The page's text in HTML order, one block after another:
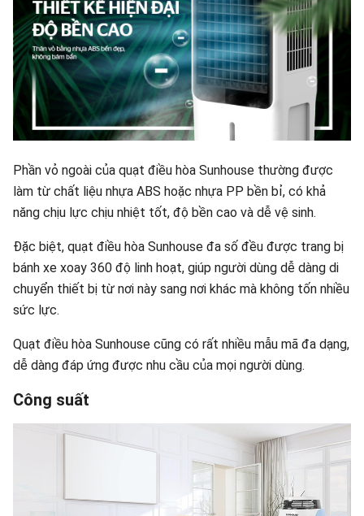
Phần vỏ ngoài của quạt điều hòa Sunhouse thường được
làm từ chất liệu nhựa ABS hoặc nhựa PP bền bỉ, có khả
năng chịu lực chịu nhiệt tốt, độ bền cao và dễ vệ sinh.
Đặc biệt, quạt điều hòa Sunhouse đa số đều được trang bị
bánh xe xoay 360 độ linh hoạt, giúp người dùng dễ dàng di
chuyển thiết bị từ nơi này sang nơi khác mà không tốn nhiều
sức lực.
Quạt điều hòa Sunhouse cũng có rất nhiều mẫu mã đa dạng,
dễ dàng đáp ứng được nhu cầu của mọi người dùng.
Công suất